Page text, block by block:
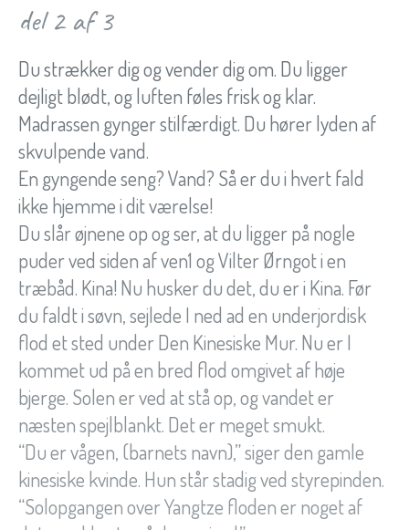
del 2 af 3
Du strækker dig og vender dig om. Du ligger
dejligt blødt, og luften føles frisk og klar.
Madrassen gynger stilfærdigt. Du hører lyden af
skvulpende vand.
En gyngende seng? Vand? Så er du i hvert fald
ikke hjemme i dit værelse!
Du slår øjnene op og ser, at du ligger på nogle
puder ved siden af ven1 og Vilter Ørngot i en
træbåd. Kina! Nu husker du det, du er i Kina. Før
du faldt i søvn, sejlede I ned ad en underjordisk
flod et sted under Den Kinesiske Mur. Nu er I
kommet ud på en bred flod omgivet af høje
bjerge. Solen er ved at stå op, og vandet er
næsten spejlblankt. Det er meget smukt.
“Du er vågen, (barnets navn),” siger den gamle
kinesiske kvinde. Hun står stadig ved styrepinden.
“Solopgangen over Yangtze floden er noget af